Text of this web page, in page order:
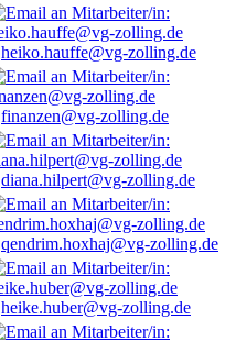
heiko.hauffe@vg-zolling.de
finanzen@vg-zolling.de
diana.hilpert@vg-zolling.de
qendrim.hoxhaj@vg-zolling.de
heike.huber@vg-zolling.de